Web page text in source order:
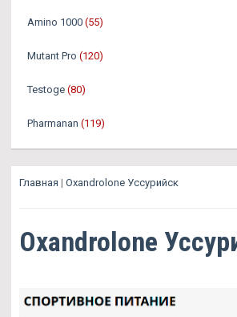
Amino 1000 (55)
Mutant Pro (120)
Testoge (80)
Pharmanan (119)
Главная | Oxandrolone Уссурийск
Oxandrolone